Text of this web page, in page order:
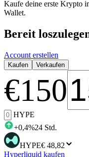
Kaufe deine erste Krypto
Wallet.
Bereit
Account erstellen
Kaufen Verkaufen
€150
HYPE
+0,4%24 Std.
HYPE€ 48,82
Hyperliquid kaufen